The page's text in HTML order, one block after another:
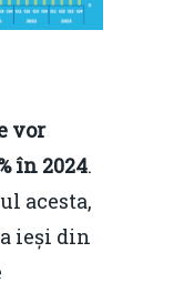
vor
în 2024.
acesta,
ieși din